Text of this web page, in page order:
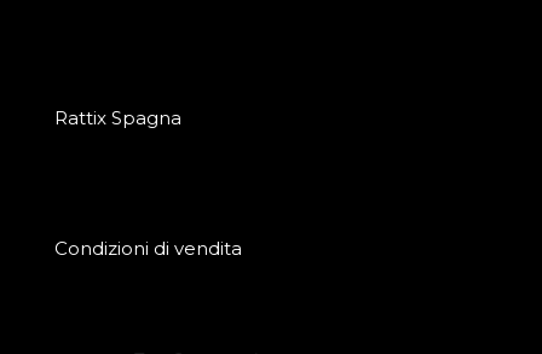
Rattix Spagna
Condizioni di vendita